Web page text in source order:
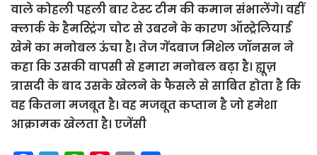
वाले कोहली पहली बार टेस्ट टीम की कमान संभालेंगे। वहीं
क्लार्क के हैमस्ट्रिंग चोट से उबरने के कारण ऑस्ट्रेलियाई
खेमे का मनोबल ऊंचा है। तेज गेंदबाज मिशेल जॉनसन ने
कहा कि उसकी वापसी से हमारा मनोबल बढ़ा है। ह्यूज़
त्रासदी के बाद उसके खेलने के फैसले से साबित होता है कि
वह कितना मजबूत है। वह मजबूत कप्तान है जो हमेशा
आक्रामक खेलता है। एजेंसी